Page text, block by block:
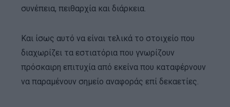
συνέπεια, πειθαρχία και διάρκεια.
Και ίσως αυτό να είναι τελικά το στοιχείο που
διαχωρίζει τα εστιατόρια που γνωρίζουν
πρόσκαιρη επιτυχία από εκείνα που καταφέρνουν
να παραμένουν σημείο αναφοράς επί δεκαετίες.